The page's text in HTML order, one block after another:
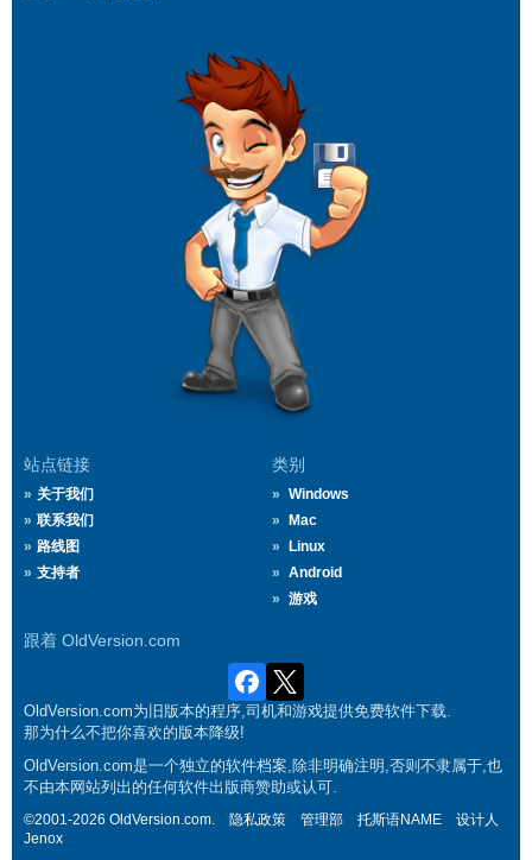
站点链接
关于我们
联系我们
路线图
支持者
类别
Windows
Mac
Linux
Android
游戏
跟着 OldVersion.com
OldVersion.com为旧版本的程序,司机和游戏提供免费软件下载.
那为什么不把你喜欢的版本降级!
OldVersion.com是一个独立的软件档案,除非明确注明,否则不隶属于,也
不由本网站列出的任何软件出版商赞助或认可.
©2001-2026 OldVersion.com. 隐私政策 管理部 托斯语NAME
设计人
Jenox